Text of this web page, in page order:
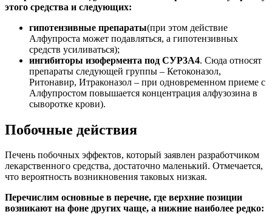
этого средства и следующих:
гипотензивные препараты(при этом действие
Алфупроста может подавляться, а гипотензивных
средств усиливаться);
ингибиторы изофермента под СУР3А4. Сюда относят
препараты следующей группы – Кетоконазол,
Ритонавир, Итраконазол – при одновременном приеме с
Алфупростом повышается концентрация алфузозина в
сыворотке крови).
Побочные действия
Печень побочных эффектов, который заявлен разработчиком
лекарственного средства, достаточно маленький. Отмечается,
что вероятность возникновения таковых низкая.
Перечислим основные в перечне, где верхние позиции
возникают на фоне других чаще, а нижние наиболее редко: